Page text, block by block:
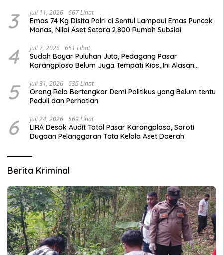
3 Juli 11, 2026 667 Lihat
Emas 74 Kg Disita Polri di Sentul Lampaui Emas Puncak
Monas, Nilai Aset Setara 2.800 Rumah Subsidi
4 Juli 7, 2026 651 Lihat
Sudah Bayar Puluhan Juta, Pedagang Pasar
Karangploso Belum Juga Tempati Kios, Ini Alasan
5 Juli 31, 2026 635 Lihat
Orang Rela Bertengkar Demi Politikus yang Belum tentu
Peduli dan Perhatian
6 Juli 24, 2026 569 Lihat
LIRA Desak Audit Total Pasar Karangploso, Soroti
Dugaan Pelanggaran Tata Kelola Aset Daerah
Berita Kriminal